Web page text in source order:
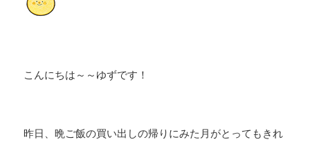
こんにちは～～ゆずです！
昨日、晩ご飯の買い出しの帰りにみた月がとってもきれ